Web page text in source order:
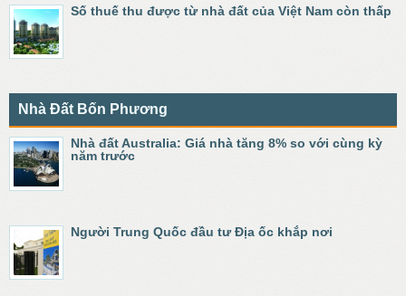
Số thuế thu được từ nhà đất của Việt Nam còn thấp
Nhà Đất Bốn Phương
Nhà đất Australia: Giá nhà tăng 8% so với cùng kỳ
năm trước
Người Trung Quốc đầu tư Địa ốc khắp nơi